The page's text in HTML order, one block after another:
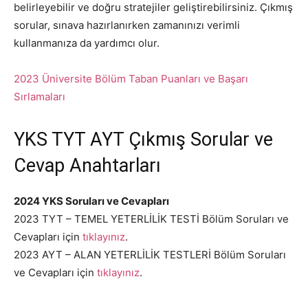
belirleyebilir ve doğru stratejiler geliştirebilirsiniz. Çıkmış
sorular, sınava hazırlanırken zamanınızı verimli
kullanmanıza da yardımcı olur.
2023 Üniversite Bölüm Taban Puanları ve Başarı
Sırlamaları
YKS TYT AYT Çıkmış Sorular ve
Cevap Anahtarları
2024 YKS Soruları ve Cevapları
2023 TYT – TEMEL YETERLİLİK TESTİ Bölüm Soruları ve
Cevapları için tıklayınız.
2023 AYT – ALAN YETERLİLİK TESTLERİ Bölüm Soruları
ve Cevapları için tıklayınız.